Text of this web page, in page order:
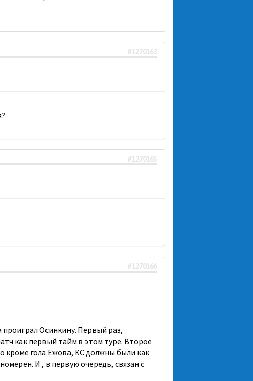
#1270163
#1270165
#1270166
Осинкину. Первый раз,
как первый тайм в этом туре. Второе
кроме гола Ежова, КС должны были как
И , в первую очередь, связан с